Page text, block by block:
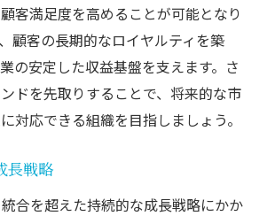
客満足度を高めることが可能となり
顧客の長期的なロイヤルティを築
の安定した収益基盤を支えます。さ
ドを先取りすることで、将来的な市
対応できる組織を目指しましょう。
長戦略
合を超えた持続的な成長戦略にかか